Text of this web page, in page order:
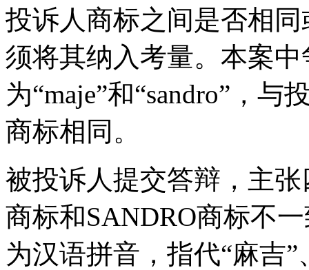
投诉人商标之间是否相
须将其纳入考量。本案
为“maje”和“sandro”，
商标相同。
被投诉人提交答辩，主
商标和SANDRO商标不
为汉语拼音，指代“麻吉